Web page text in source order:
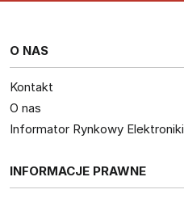
O NAS
Kontakt
O nas
Informator Rynkowy Elektroniki
INFORMACJE PRAWNE